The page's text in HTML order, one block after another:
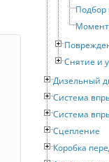
Подбор
Снятие и
Дизельный
Система
Система
Сцепление
Коробка